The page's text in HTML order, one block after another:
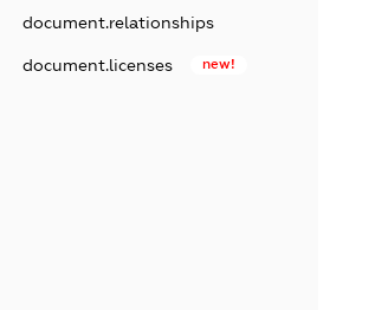
document.relationships
document.licenses new!